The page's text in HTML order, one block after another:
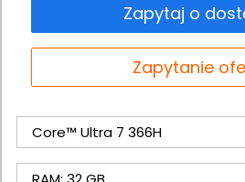
Zapytaj o
Zapytanie
Core™ Ultra 7 366H